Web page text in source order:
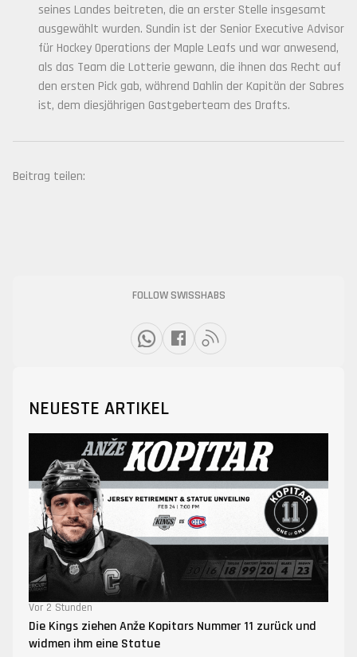
seines Landes beitreten, die an erster Stelle insgesamt
ausgewählt wurden. Sundin ist der Senior Executive Advisor
für Hockey Operations der Maple Leafs und war anwesend,
als das Team die Lotterie gewann, die ihnen das Recht auf
den ersten Pick gab, während Dahlin der Kapitän der Sabres
ist, dem diesjährigen Gastgeberteam des Drafts.
Beitrag teilen:
FOLLOW SWISSHABS
NEUESTE ARTIKEL
Vor 2 Stunden
Die Kings ziehen Anže Kopitars Nummer 11 zurück und
widmen ihm eine Statue